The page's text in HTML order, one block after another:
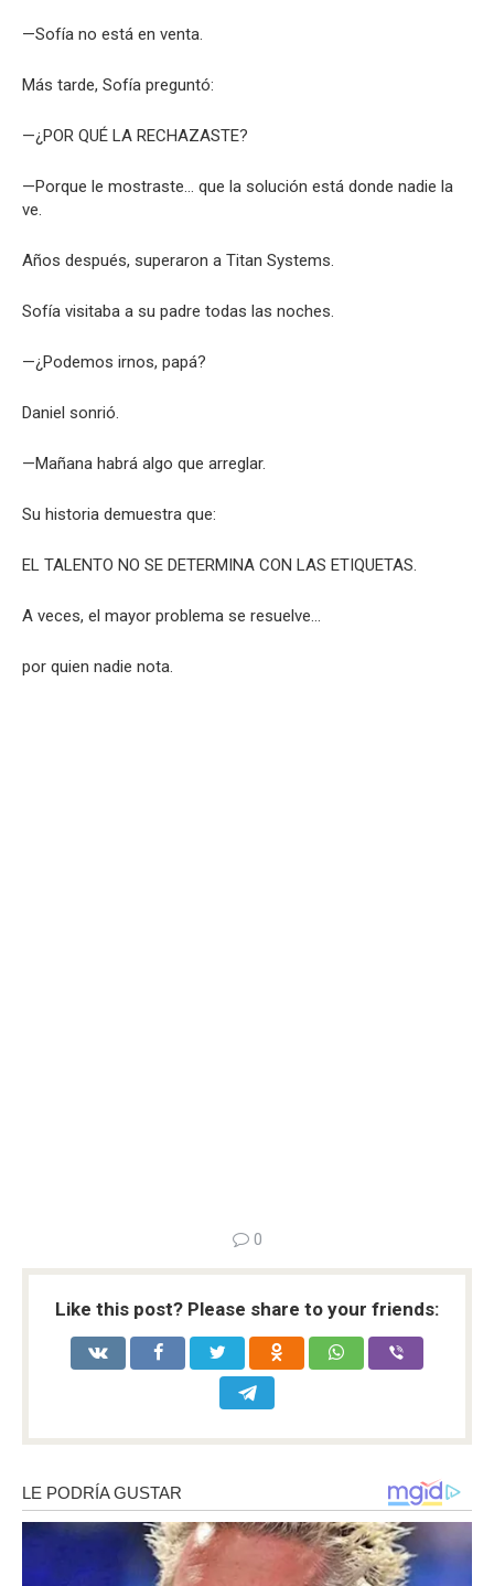
—Sofía no está en venta.
Más tarde, Sofía preguntó:
—¿POR QUÉ LA RECHAZASTE?
—Porque le mostraste… que la solución está donde nadie la
ve.
Años después, superaron a Titan Systems.
Sofía visitaba a su padre todas las noches.
—¿Podemos irnos, papá?
Daniel sonrió.
—Mañana habrá algo que arreglar.
Su historia demuestra que:
EL TALENTO NO SE DETERMINA CON LAS ETIQUETAS.
A veces, el mayor problema se resuelve…
por quien nadie nota.
0
Like this post? Please share to your friends: